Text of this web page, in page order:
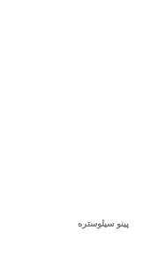
پینو سیلوستره